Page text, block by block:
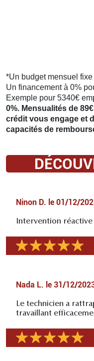
*Un budget mensuel
Un financement à 0%
Exemple pour 5340€
0%. Mensualités de
crédit vous engage et
capacités de
Ninon D. le 01/12/
Intervention réactive
Nada L. le 31/12/
Le technicien a
travaillant